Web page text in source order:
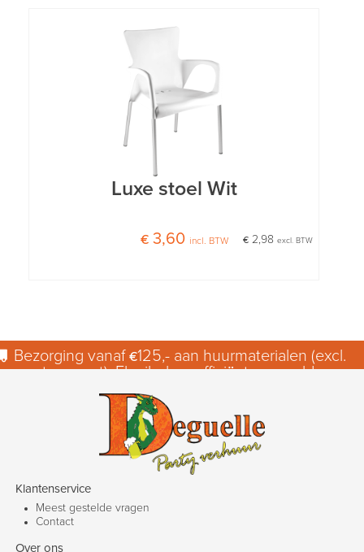
Luxe stoel Wit
€ 2,98excl. BTW
€ 3,60 incl. BTW
Bezorging vanaf €125,- aan huurmaterialen (excl.
transport). Flexibel en efficiënt geregeld.
Klantenservice
Meest gestelde vragen
Contact
Over ons